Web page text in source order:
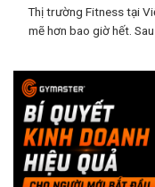
Thị trường Fitness tại
mẽ hơn bao giờ hết.